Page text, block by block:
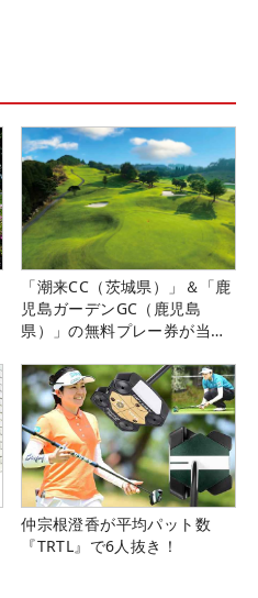
「潮来CC（茨城県）」＆「鹿
児島ガーデンGC（鹿児島
県）」の無料プレー券が当た
仲宗根澄香が平均パット数
『TRTL』で6人抜き！